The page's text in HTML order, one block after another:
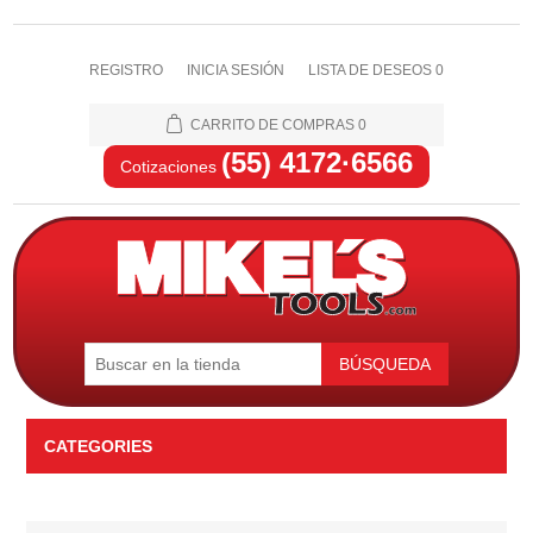
REGISTRO INICIA SESIÓN LISTA DE DESEOS 0
CARRITO DE COMPRAS 0
Cotizaciones (55) 4172·6566
BÚSQUEDA
CATEGORIES